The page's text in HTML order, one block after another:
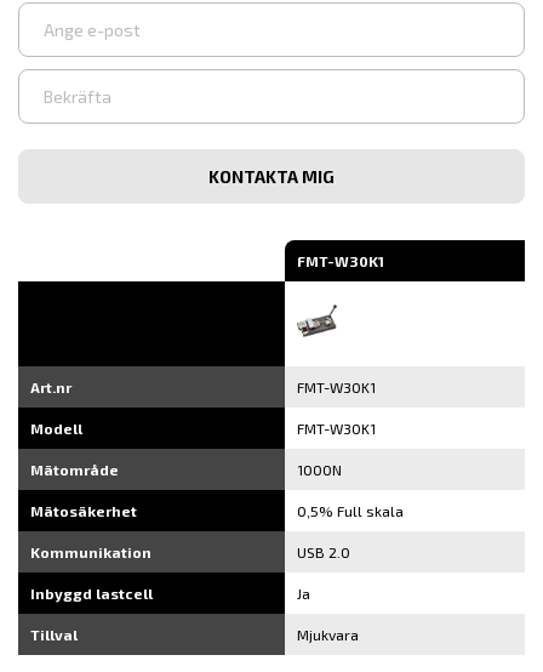
Ange
e-
Bekräfta
post
FMT-W30K1
Art.nr FMT-W30K1
Modell FMT-W30K1
Mätområde 1000N
Mätosäkerhet 0,5% Full skala
Kommunikation USB 2.0
Inbyggd lastcell Ja
Tillval Mjukvara